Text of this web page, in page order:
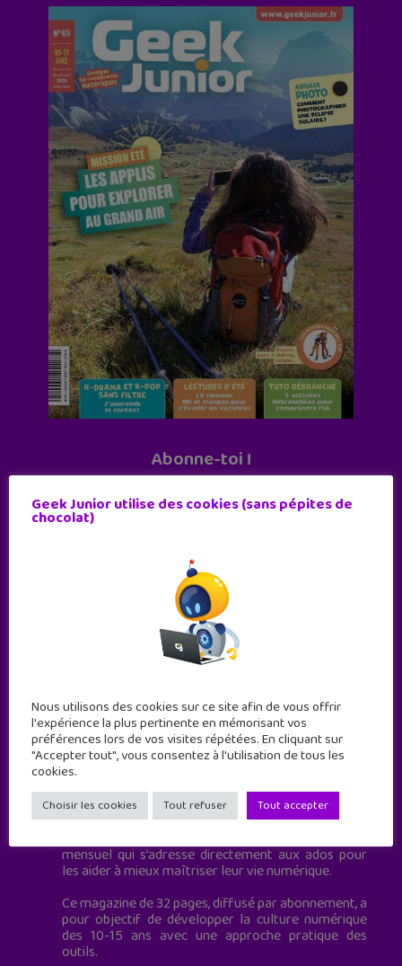
Abonne-toi !
Geek Junior est le premier site de culture numérique
à destination des adolescents.
mensuel qui s’adresse directement aux ados pour
les aider à mieux maîtriser leur vie numérique.
Ce magazine de 32 pages, diffusé par abonnement, a
pour objectif de développer la culture numérique
des 10-15 ans avec une approche pratique des
outils.
Geek Junior utilise des cookies (sans pépites de
chocolat)
Nous utilisons des cookies sur ce site afin de vous offrir
l'expérience la plus pertinente en mémorisant vos
préférences lors de vos visites répétées. En cliquant sur
"Accepter tout", vous consentez à l'utilisation de tous les
cookies.
Choisir les cookies Tout refuser Tout accepter